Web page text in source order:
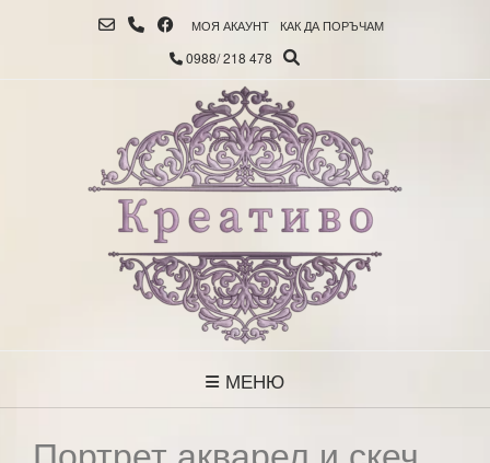
МОЯ АКАУНТ КАК ДА ПОРЪЧАМ
0988/ 218 478
МЕНЮ